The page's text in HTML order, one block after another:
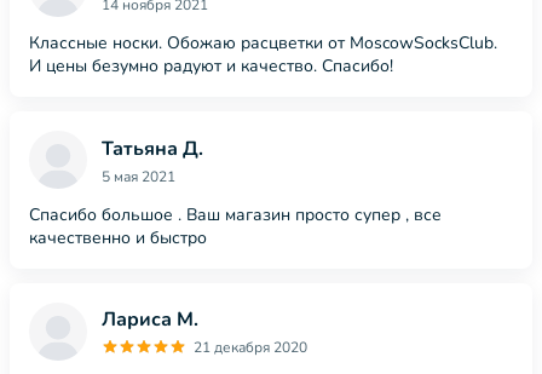
14 ноября 2021
Классные носки. Обожаю расцветки от MoscowSocksClub.
И цены безумно радуют и качество. Спасибо!
Татьяна Д.
5 мая 2021
Спасибо большое . Ваш магазин просто супер , все
качественно и быстро
Лариса М.
21 декабря 2020